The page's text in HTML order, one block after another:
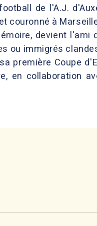
de l'A.J.
couronné à
devient l'ami
ou immigrés
première Coupe
en collaboration